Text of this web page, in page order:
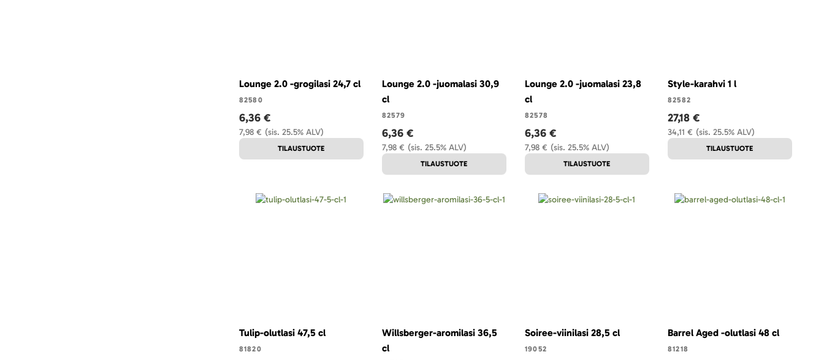
Lounge 2.0 -grogilasi 24,7 cl
82580
(sis. 25.5% ALV)
7,98 €
6,36 €
TILAUSTUOTE
Lounge 2.0 -juomalasi 30,9
cl
82579
(sis. 25.5% ALV)
7,98 €
6,36 €
TILAUSTUOTE
Lounge 2.0 -juomalasi 23,8
cl
82578
(sis. 25.5% ALV)
7,98 €
6,36 €
TILAUSTUOTE
Style-karahvi 1 l
82582
(sis. 25.5% ALV)
34,11 €
27,18 €
TILAUSTUOTE
Tulip-olutlasi 47,5 cl
81820
Willsberger-aromilasi 36,5
cl
Soiree-viinilasi 28,5 cl
19052
Barrel Aged -olutlasi 48 cl
81218